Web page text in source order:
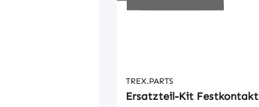
TREX.PARTS
Ersatzteil-Kit Festkontakt